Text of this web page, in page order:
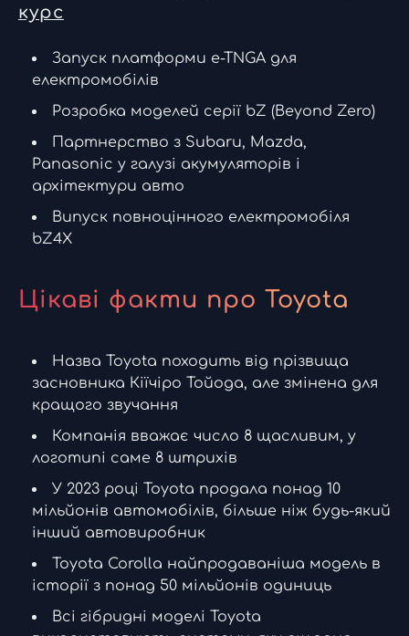
курс
Запуск платформи e-TNGA для
електромобілів
Розробка моделей серії bZ (Beyond Zero)
Партнерство з Subaru, Mazda,
Panasonic у галузі акумуляторів і
архітектури авто
Випуск повноцінного електромобіля
bZ4X
Цікаві факти про Toyota
Назва Toyota походить від прізвища
засновника Кіїчіро Тойода, але змінена для
кращого звучання
Компанія вважає число 8 щасливим, у
логотипі саме 8 штрихів
У 2023 році Toyota продала понад 10
мільйонів автомобілів, більше ніж будь-який
інший автовиробник
Toyota Corolla найпродаваніша модель в
історії з понад 50 мільйонів одиниць
Всі гібридні моделі Toyota